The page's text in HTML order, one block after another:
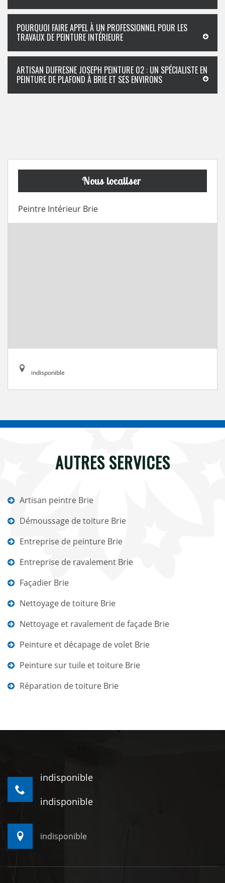
POURQUOI FAIRE APPEL À UN PROFESSIONNEL POUR LES
TRAVAUX DE PEINTURE INTÉRIEURE
ARTISAN DUFRESNE JOSEPH PEINTURE 02 : UN SPÉCIALISTE EN
PEINTURE DE PLAFOND À BRIE ET SES ENVIRONS
Nous localiser
Peintre Intérieur Brie
indisponible
AUTRES SERVICES
Artisan peintre Brie
Démoussage de toiture Brie
Entreprise de peinture Brie
Entreprise de ravalement Brie
Façadier Brie
Nettoyage de toiture Brie
Nettoyage et ravalement de façade Brie
Peinture et décapage de volet Brie
Peinture sur tuile et toiture Brie
Réparation de toiture Brie
indisponible
indisponible
indisponible